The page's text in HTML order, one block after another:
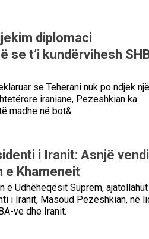
diplomaci
se t’i kundërvihesh
se Teherani nuk po ndjek një
iraniane, Pezeshkian ka
madhe në bot&
i Iranit: Asnjë
e Khameneit
e Udhëheqësit Suprem, ajatollahut
i Iranit, Masoud Pezeshkian, në
ve dhe Iranit.